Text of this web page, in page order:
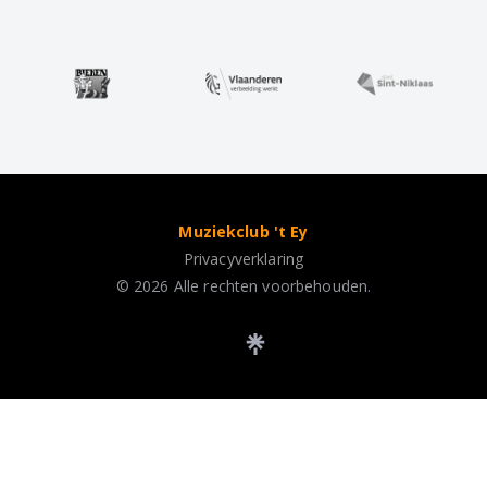
Muziekclub 't Ey
Privacyverklaring
© 2026 Alle rechten voorbehouden.